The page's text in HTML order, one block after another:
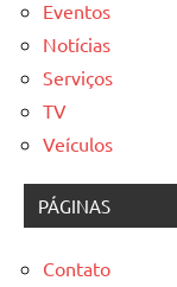
Eventos
Notícias
Serviços
TV
Veículos
PÁGINAS
Contato